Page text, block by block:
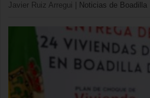
Javier Ruiz Arregui Noticias de Boadilla